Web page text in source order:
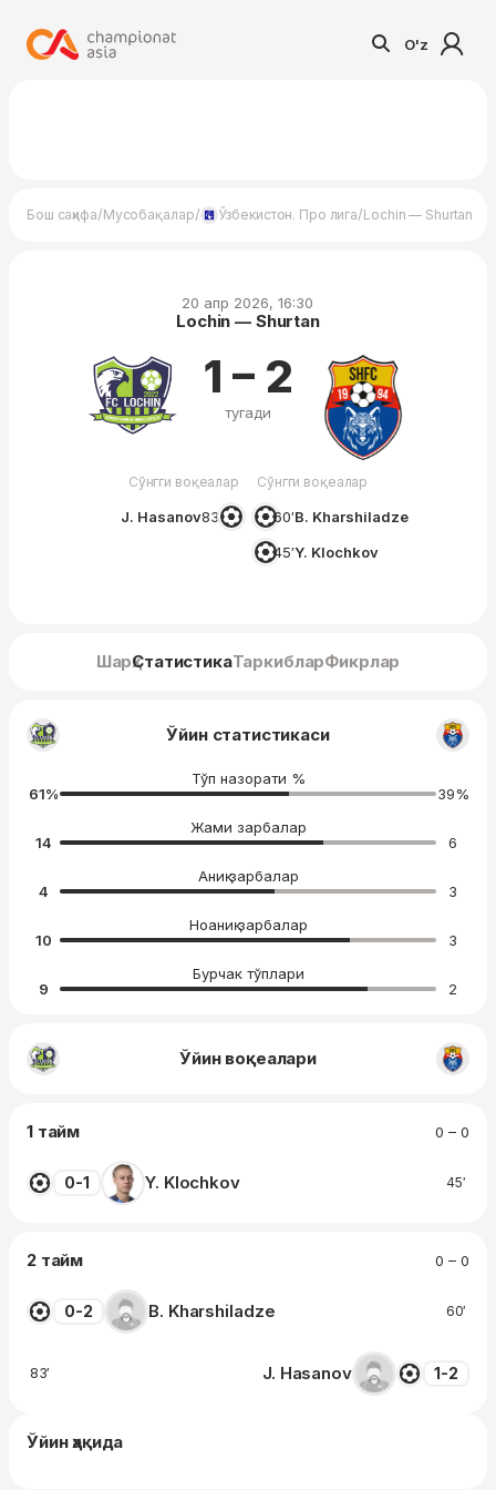
O'z
Бош саҳифа/Мусобақалар/ Ўзбекистон. Про лига/Lochin — Shurtan
20 апр 2026, 16:30
Lochin — Shurtan
Сўнгги воқеалар
J. Hasanov83′
1 – 2
тугади
Сўнгги воқеалар
60′B. Kharshiladze
45′Y. Klochkov
ШарҳСтатистикаТаркибларФикрлар
Ўйин статистикаси
Тўп назорати %
61% 39%
Жами зарбалар
14
6
Аниқ зарбалар
4
3
Ноаниқ зарбалар
10
3
Бурчак тўплари
9
2
Ўйин воқеалари
1 тайм 0 – 0
45′
Y. Klochkov
0-1
2 тайм 0 – 0
60′
B. Kharshiladze
0-2
83′ J. Hasanov 1-2
Ўйин ҳақида